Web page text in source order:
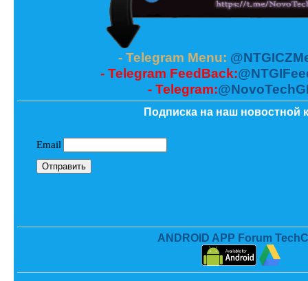
- Telegram Menu:
- Telegram FeedBack:
- Telegram:
Подписка на наш новостной
ANDROID APP Forum